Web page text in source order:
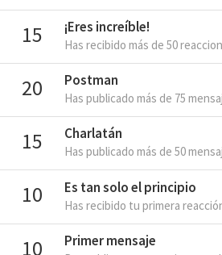
15 ¡Eres increíble!
Has recibido más de 50
20 Postman
Has publicado más de 75
15 Charlatán
Has publicado más de 50
10 Es tan solo el principio
Has recibido tu primera
10 Primer mensaje